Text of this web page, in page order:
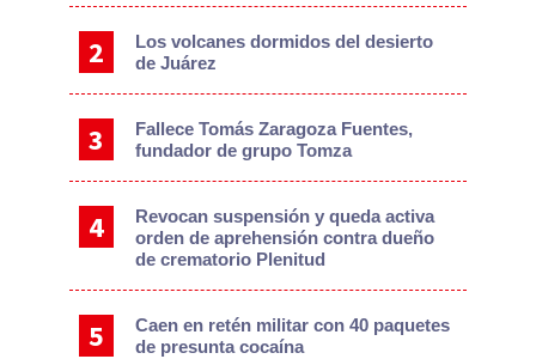
Los volcanes dormidos del desierto
de Juárez
Fallece Tomás Zaragoza Fuentes,
fundador de grupo Tomza
Revocan suspensión y queda activa
orden de aprehensión contra dueño
de crematorio Plenitud
Caen en retén militar con 40 paquetes
de presunta cocaína